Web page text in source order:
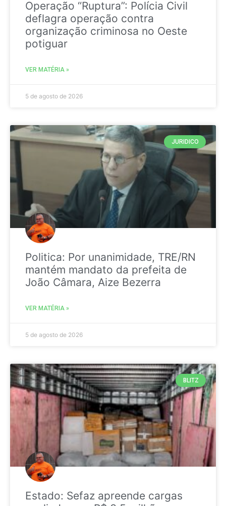
Operação “Ruptura”: Polícia Civil
deflagra operação contra
organização criminosa no Oeste
potiguar
VER MATÉRIA »
5 de agosto de 2026
JURIDICO
Politica: Por unanimidade, TRE/RN
mantém mandato da prefeita de
João Câmara, Aize Bezerra
VER MATÉRIA »
5 de agosto de 2026
BLITZ
Estado: Sefaz apreende cargas